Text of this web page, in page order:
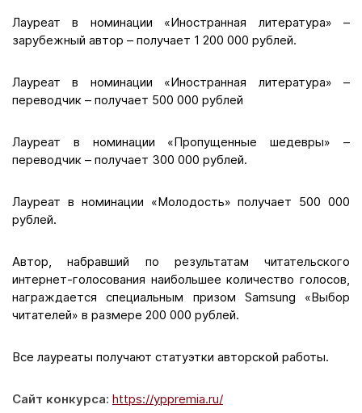
Лауреат в номинации «Иностранная литература» –
зарубежный автор – получает 1 200 000 рублей.
Лауреат в номинации «Иностранная литература» –
переводчик – получает 500 000 рублей
Лауреат в номинации «Пропущенные шедевры» –
переводчик – получает 300 000 рублей.
Лауреат в номинации «Молодость» получает 500 000
рублей.
Автор, набравший по результатам читательского
интернет-голосования наибольшее количество голосов,
награждается специальным призом Samsung «Выбор
читателей» в размере 200 000 рублей.
Все лауреаты получают статуэтки авторской работы.
Сайт конкурса: https://yppremia.ru/